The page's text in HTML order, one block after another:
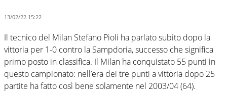
13/02/22 15:22
Il tecnico del Milan Stefano Pioli ha parlato subito dopo la
vittoria per 1-0 contro la Sampdoria, successo che significa
primo posto in classifica. Il Milan ha conquistato 55 punti in
questo campionato: nell’era dei tre punti a vittoria dopo 25
partite ha fatto così bene solamente nel 2003/04 (64).